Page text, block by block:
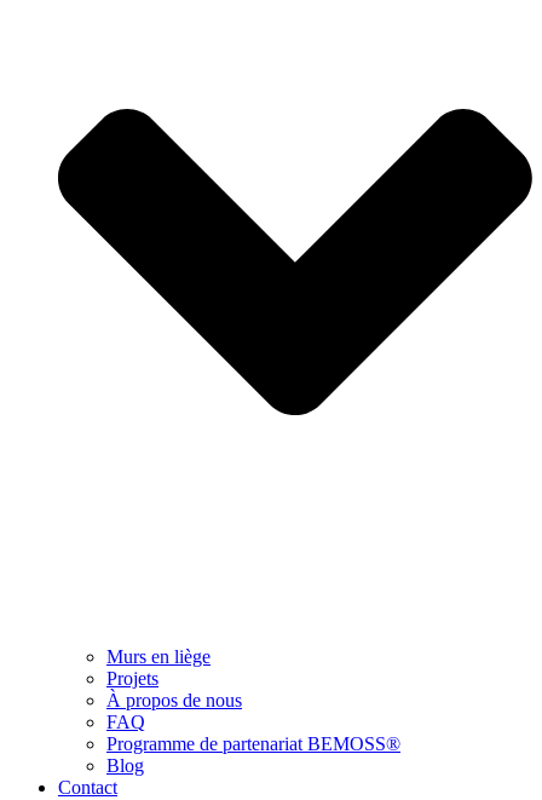
Murs en liège
Projets
À propos de nous
FAQ
Programme de partenariat BEMOSS®
Blog
Contact